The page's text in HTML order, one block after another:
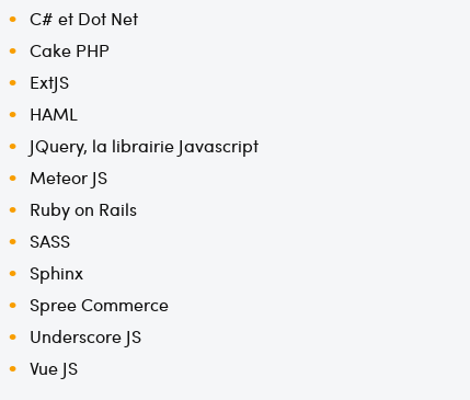
C# et Dot Net
Cake PHP
ExtJS
HAML
JQuery, la librairie Javascript
Meteor JS
Ruby on Rails
SASS
Sphinx
Spree Commerce
Underscore JS
Vue JS